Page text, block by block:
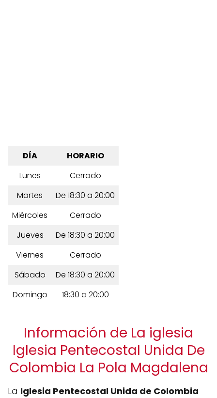
DÍA
HORARIO
Lunes
Cerrado
Martes
De 18:30 a 20:00
Miércoles
Cerrado
Jueves
De 18:30 a 20:00
Viernes
Cerrado
Sábado
De 18:30 a 20:00
Domingo
18:30 a 20:00
Información de La iglesia
Iglesia Pentecostal Unida De
Colombia La Pola Magdalena
La Iglesia Pentecostal Unida de Colombia